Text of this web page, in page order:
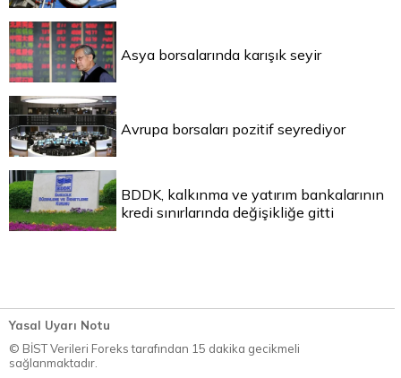
Asya borsalarında karışık seyir
Avrupa borsaları pozitif seyrediyor
BDDK, kalkınma ve yatırım bankalarının
kredi sınırlarında değişikliğe gitti
Yasal Uyarı Notu
© BİST Verileri Foreks tarafından 15 dakika gecikmeli
sağlanmaktadır.